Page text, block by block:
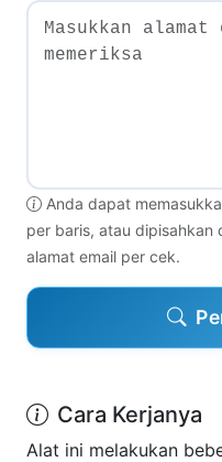
Anda dapat
per baris, atau dipisahkan
alamat email per cek.
Cara Kerjanya
Alat ini melakukan